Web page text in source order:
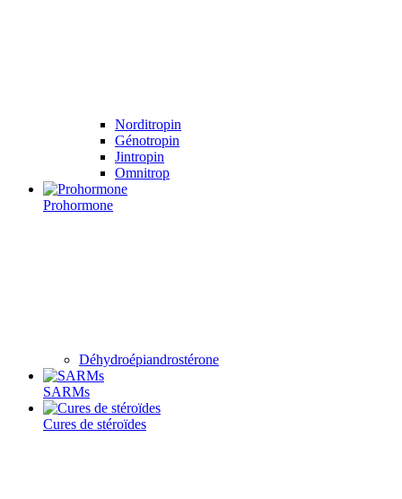
Norditropin
Génotropin
Jintropin
Omnitrop
Prohormone
Déhydroépiandrostérone
SARMs
Cures de stéroïdes